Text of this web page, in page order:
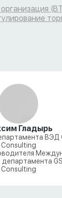
Гладырь
ВЭД
Consulting
Consulting